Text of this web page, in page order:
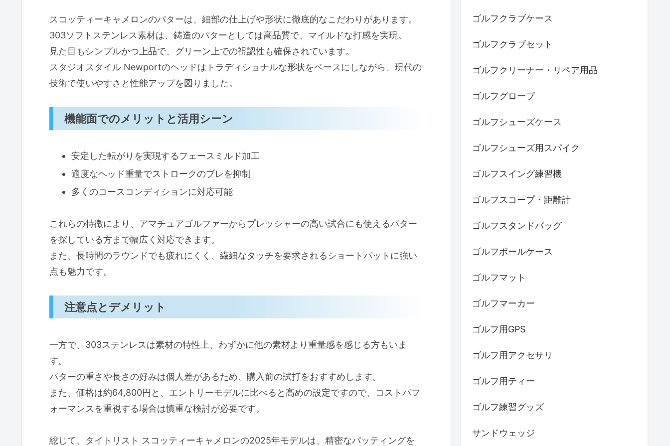
押さえておきたいポイントと選び方
メリットと注意点
活用シーンとおすすめユーザー
まとめ
スコッティーキャメロン パターの特徴と扱い方
正しいメンテナンスで長持ちさせる方法
使い方でよくある悩みと解決策
スコッティーキャメロンのパターは、細部の仕上げや形状に徹底的なこだわりがあります。
303ソフトステンレス素材は、鋳造のパターとしては高品質で、マイルドな打感を実現。
見た目もシンプルかつ上品で、グリーン上での視認性も確保されています。
スタジオスタイル Newportのヘッドはトラディショナルな形状をベースにしながら、現代の
技術で使いやすさと性能アップを図りました。
機能面でのメリットと活用シーン
安定した転がりを実現するフェースミルド加工
適度なヘッド重量でストロークのブレを抑制
多くのコースコンディションに対応可能
これらの特徴により、アマチュアゴルファーからプレッシャーの高い試合にも使えるパター
を探している方まで幅広く対応できます。
また、長時間のラウンドでも疲れにくく、繊細なタッチを要求されるショートパットに強い
点も魅力です。
注意点とデメリット
一方で、303ステンレスは素材の特性上、わずかに他の素材より重量感を感じる方もいま
す。
パターの重さや長さの好みは個人差があるため、購入前の試打をおすすめします。
また、価格は約64,800円と、エントリーモデルに比べると高めの設定ですので、コストパフ
ォーマンスを重視する場合は慎重な検討が必要です。
総じて、タイトリスト スコッティーキャメロンの2025年モデルは、精密なパッティングを
ゴルフクラブケース
ゴルフクラブセット
ゴルフクリーナー・リペア用品
ゴルフグローブ
ゴルフシューズケース
ゴルフシューズ用スパイク
ゴルフスイング練習機
ゴルフスコープ・距離計
ゴルフスタンドバッグ
ゴルフボールケース
ゴルフマット
ゴルフマーカー
ゴルフ用GPS
ゴルフ用アクセサリ
ゴルフ用ティー
ゴルフ練習グッズ
サンドウェッジ